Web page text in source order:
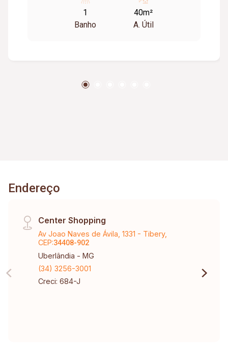
1
Banho
40m²
A. Útil
Endereço
Center Shopping
Av Joao Naves de Ávila, 1331 - Tibery,
CEP:34408-902
Uberlândia - MG
(34) 3256-3001
Creci: 684-J